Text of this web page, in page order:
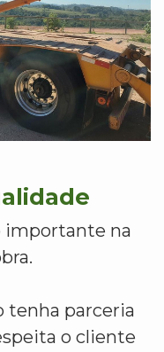
importante na
tenha parceria
o cliente